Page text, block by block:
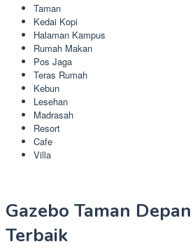
Taman
Kedai Kopi
Halaman Kampus
Rumah Makan
Pos Jaga
Teras Rumah
Kebun
Lesehan
Madrasah
Resort
Cafe
Villa
Gazebo Taman
Terbaik